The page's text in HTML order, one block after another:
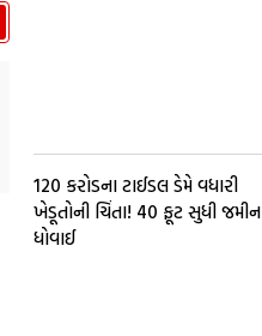
₹120 કરોડના ટાઈડલ ડેમે વધારી
ખેડૂતોની ચિંતા! 40 ફૂટ સુધી જમીન
ધોવાઈ